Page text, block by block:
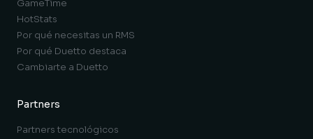
GameTime
HotStats
Por qué necesitas un RMS
Por qué Duetto destaca
Cambiarte a Duetto
Partners
Partners tecnológicos